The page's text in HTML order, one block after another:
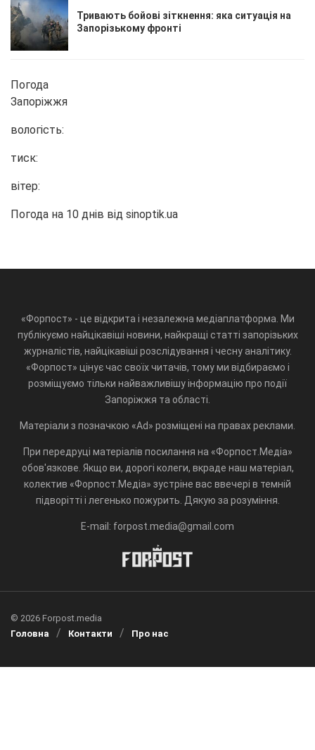
Тривають бойові зіткнення: яка ситуація на
Запорізькому фронті
Погода
Запоріжжя
вологість:
тиск:
вітер:
Погода на 10 днів від sinoptik.ua
«Форпост» - це відкрита і незалежна медіаплатформа. Ми
публікуємо найцікавіші новини, найкращі статті запорізьких
журналістів, найцікавіші розслідування і чесну аналітику.
«Форпост» цінує час своїх читачів, тому ми відбираємо і
розміщуємо тільки найважливішу інформацію про події
Запоріжжя та області.
Матеріали з позначкою «Ad» розміщені на правах реклами.
При передруці матеріалів посилання на «Форпост.Медіа»
обов'язкове. Якщо ви, дорогі колеги, вкраде наш матеріал,
колектив «Форпост.Медіа» зустріне вас ввечері в темній
підворітті і легенько пожурить. Дякую за розуміння.
E-mail: forpost.media@gmail.com
© 2026 Forpost.media
Головна
Контакти Про нас